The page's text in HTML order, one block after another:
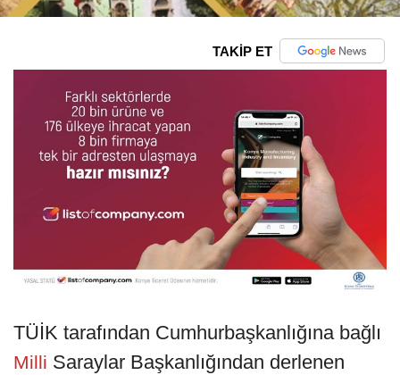
TAKİP ET
TÜİK tarafından Cumhurbaşkanlığına bağlı
Milli Saraylar Başkanlığından derlenen